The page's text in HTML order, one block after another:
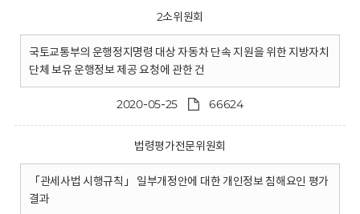
2소위원회
국토교통부의 운행정지명령 대상 자동차 단속 지원을 위한 지방자치
단체 보유 운행정보 제공 요청에 관한 건
2020-05-25 66624
법령평가전문위원회
「관세사법 시행규칙」 일부개정안에 대한 개인정보 침해요인 평가
결과